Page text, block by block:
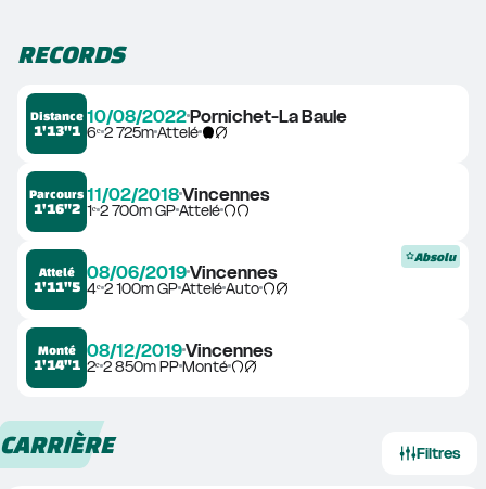
RECORDS
Distance
1'13"1
10/08/2022Pornichet-La Baule
6ᵉ2 725mAttelé
Parcours
1'16"2
11/02/2018Vincennes
1ᵉ2 700m GPAttelé
Attelé
1'11"5
08/06/2019Vincennes
4ᵉ2 100m GPAtteléAuto
Absolu
Monté
1'14"1
08/12/2019Vincennes
2ᵉ2 850m PPMonté
CARRIÈRE Filtres